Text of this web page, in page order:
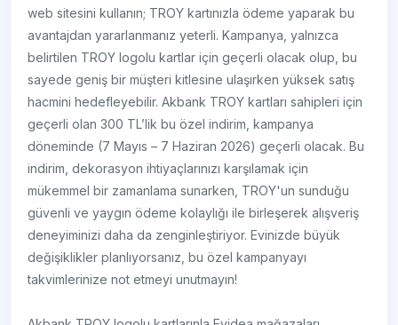
web sitesini kullanın; TROY kartınızla ödeme yaparak bu
avantajdan yararlanmanız yeterli. Kampanya, yalnızca
belirtilen TROY logolu kartlar için geçerli olacak olup, bu
sayede geniş bir müşteri kitlesine ulaşırken yüksek satış
hacmini hedefleyebilir. Akbank TROY kartları sahipleri için
geçerli olan 300 TL’lik bu özel indirim, kampanya
döneminde (7 Mayıs – 7 Haziran 2026) geçerli olacak. Bu
indirim, dekorasyon ihtiyaçlarınızı karşılamak için
mükemmel bir zamanlama sunarken, TROY'un sunduğu
güvenli ve yaygın ödeme kolaylığı ile birleşerek alışveriş
deneyiminizi daha da zenginleştiriyor. Evinizde büyük
değişiklikler planlıyorsanız, bu özel kampanyayı
takvimlerinize not etmeyi unutmayın!